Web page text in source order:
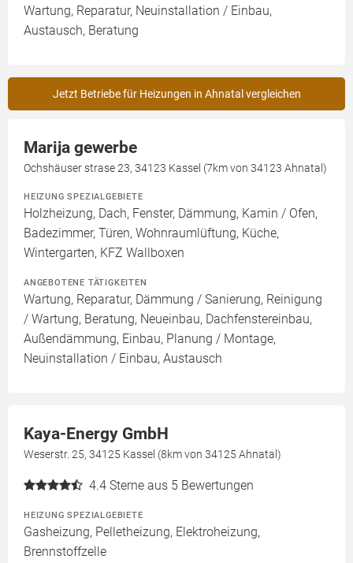
Wartung, Reparatur, Neuinstallation / Einbau,
Austausch, Beratung
Jetzt Betriebe für Heizungen in Ahnatal vergleichen
Marija gewerbe
Ochshäuser strase 23, 34123 Kassel (7km von 34123 Ahnatal)
HEIZUNG SPEZIALGEBIETE
Holzheizung, Dach, Fenster, Dämmung, Kamin / Ofen,
Badezimmer, Türen, Wohnraumlüftung, Küche,
Wintergarten, KFZ Wallboxen
ANGEBOTENE TÄTIGKEITEN
Wartung, Reparatur, Dämmung / Sanierung, Reinigung
/ Wartung, Beratung, Neueinbau, Dachfenstereinbau,
Außendämmung, Einbau, Planung / Montage,
Neuinstallation / Einbau, Austausch
Kaya-Energy GmbH
Weserstr. 25, 34125 Kassel (8km von 34125 Ahnatal)
4.4 Sterne aus 5 Bewertungen
HEIZUNG SPEZIALGEBIETE
Gasheizung, Pelletheizung, Elektroheizung,
Brennstoffzelle